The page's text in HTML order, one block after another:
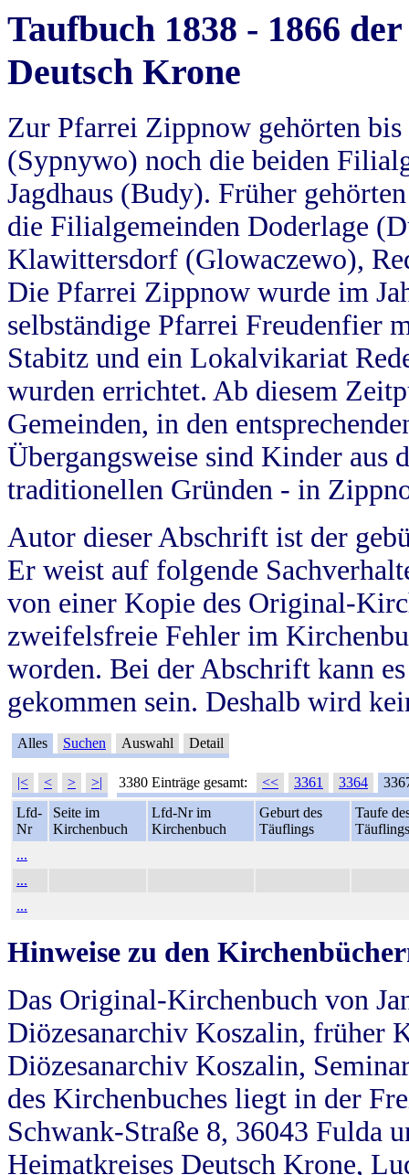
Taufbuch 1838 - 1866
Deutsch Krone
Zur Pfarrei Zippnow gehörten
(Sypnywo) noch die beiden
Jagdhaus (Budy). Früher
die Filialgemeinden Doderlage
Klawittersdorf (Glowaczewo),
Die Pfarrei Zippnow wurde im
selbständige Pfarrei Freudenfier
Stabitz und ein Lokalvikariat
wurden errichtet. Ab diesem
Gemeinden, in den
Übergangsweise sind Kinder aus
traditionellen Gründen - in
Autor dieser Abschrift ist der
Er weist auf folgende
von einer Kopie des Original-
zweifelsfreie Fehler im
worden. Bei der Abschrift kann
gekommen sein. Deshalb wird
Alles Suchen Auswahl Detail
|< < > >| 3380 Einträge gesamt: << 3361 3364
Lfd-
Nr
Seite im
Kirchenbuch
Lfd-Nr im
Kirchenbuch
Geburt des
Täuflings
Taufe
Täuflings
...
...
...
Hinweise zu den
Das Original-Kirchenbuch von
Diözesanarchiv Koszalin, früher
Diözesanarchiv Koszalin,
des Kirchenbuches liegt in der
Schwank-Straße 8, 36043 Fulda
Heimatkreises Deutsch Krone,